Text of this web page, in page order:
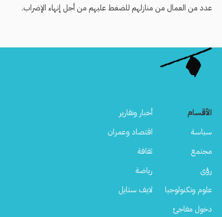
عدد من العمال من منازلهم للضغط عليهم من أجل إنهاء الإضراب.
الأقسام
أخبار وتقارير
سياسة
اقتصاد وعمران
مجتمع
ثقافة
رؤى
رياضة
علوم وتكنولوجيا
لايف ستايل
دخول مفاجئ